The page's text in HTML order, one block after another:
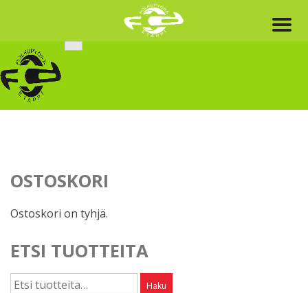
content
OSTOSKORI
Ostoskori on tyhjä.
ETSI TUOTTEITA
Etsi: Haku